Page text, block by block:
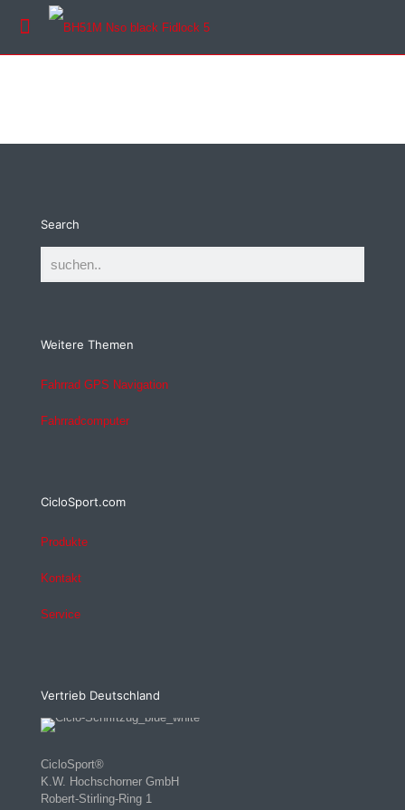
Search
Weitere Themen
Fahrrad GPS Navigation
Fahrradcomputer
CicloSport.com
Produkte
Kontakt
Service
Vertrieb Deutschland
CicloSport®
K.W. Hochschorner GmbH
Robert-Stirling-Ring 1